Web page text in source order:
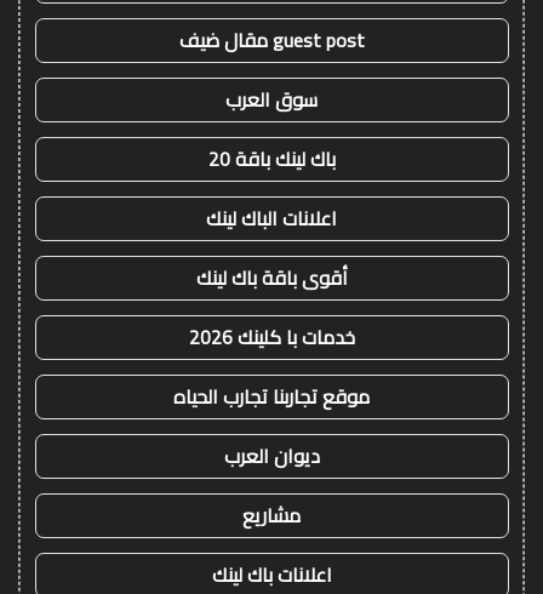
guest post مقال ضيف
سوق العرب
باك لينك باقة 20
اعلانات الباك لينك
أقوى باقة باك لينك
خدمات با كلينك 2026
موقع تجاربنا تجارب الحياه
ديوان العرب
مشاريع
اعلانات باك لينك